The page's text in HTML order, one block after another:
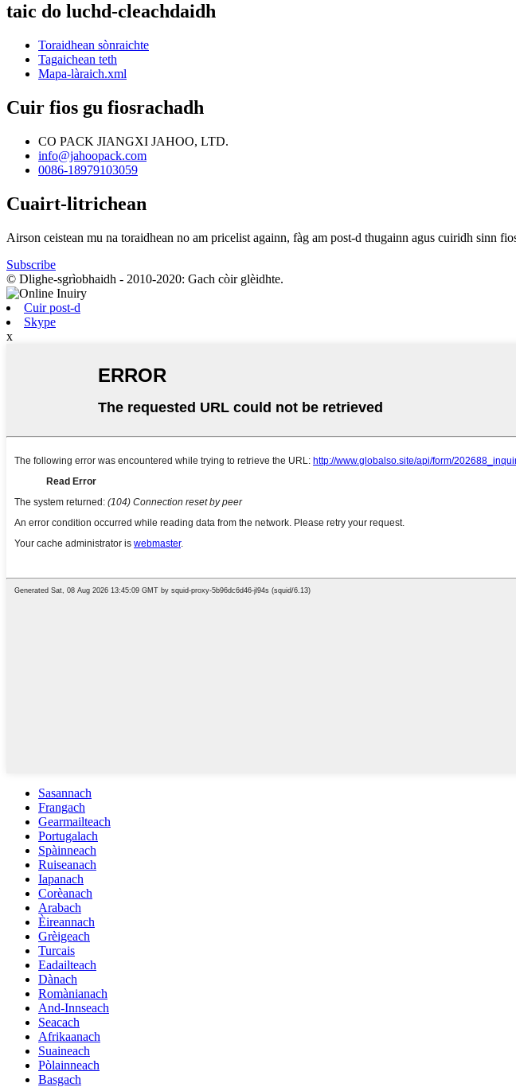
taic do luchd-cleachdaidh
Toraidhean sònraichte
Tagaichean teth
Mapa-làraich.xml
Cuir fios gu fiosrachadh
CO PACK JIANGXI JAHOO, LTD.
info@jahoopack.com
0086-18979103059
Cuairt-litrichean
Airson ceistean mu na toraidhean no am pricelist againn, fàg am post-d thugainn agus cuiridh sinn
Subscribe
© Dlighe-sgrìobhaidh - 2010-2020: Gach còir glèidhte.
Cuir post-d
Skype
x
Sasannach
Frangach
Gearmailteach
Portugalach
Spàinneach
Ruiseanach
Iapanach
Corèanach
Arabach
Èireannach
Grèigeach
Turcais
Eadailteach
Dànach
Romànianach
And-Innseach
Seacach
Afrikaanach
Suaineach
Pòlainneach
Basgach